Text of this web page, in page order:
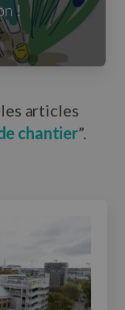
!
articles
chantier”.